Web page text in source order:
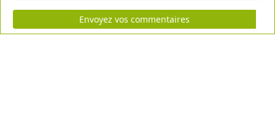
Envoyez vos commentaires